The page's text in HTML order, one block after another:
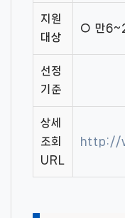
지원
대상
○ 만
선정
기준
상세
조회
URL
http://